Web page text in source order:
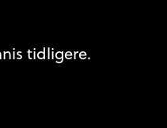
tidligere.